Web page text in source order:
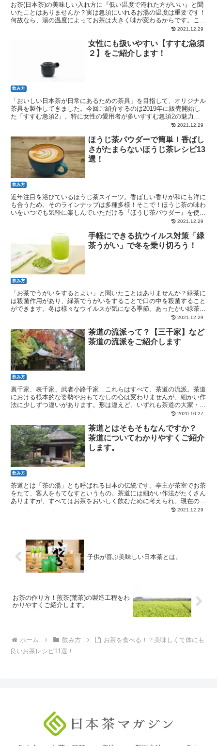
お茶(日本茶)の美味しい入れ方に『低い温度で淹れた方がいい』と聞
いたことはありませんか？実は急須にいれるお湯の温度は重要です！
何故なら、湯の温度によってお茶は大きく味が変わるからです。この
記事では、そんなお茶と温度の関係についてご紹介します！2021.12.29
飲み方
女性にも扱いやすい【すすむ急須
２】をご紹介します！
「おいしい日本茶が日常にあるための茶具」を目指して、オリジナル
茶具を製作してきました。今回ご紹介するのは2019年に販売開始し
た「すすむ急須2」。特に女性の愛用者が多いすすむ急須2の魅力を
2021.12.29
飲み方
ほうじ茶パウダーで簡単！香ばし
さがたまらないほうじ茶レシピ13
選！
近年注目を浴びているほうじ茶スイーツ。香ばしい香りが和にも洋に
も合うため、そのラインナップは多種多様！そこで！ほうじ茶の味わ
いをいつでも気軽に楽しんでいただける『ほうじ茶パウダー』を使っ
2021.12.29
飲み方
手軽にできる抗ウイルス対策「緑
茶うがい」で冬を乗り切ろう！
「お茶でうがいをするとよい」と聞いたことはありませんか？緑茶に
は殺菌作用があり、緑茶でうがいをすることで口の中を殺菌すること
ができます。冬は様々なウイルスが気になる季節。あったかい緑茶で
2021.12.29
飲み方
茶道の流派って？【三千家】など
茶道の流派をご紹介します
裏千家、表千家、武者小路千家…これらはすべて、茶道の流派。茶道
における根本的な姿勢やおもてなしの心は変わりませんが、細かい作
法に少しずつ違いがあります。形は違えど、いずれも茶道の大家・千
2020.10.27
飲み方
茶道とはそもそもなんですか？
茶道についてわかりやすくご紹介
します。
茶道とは「茶の湯」とも呼ばれる日本の伝統です。亭主が茶室でお茶
をたて、客人をもてなすというもの。茶道には細かい作法がたくさん
ありますが、すべてはお茶をおいしく飲むために考えられ、現在のよ
うな形になったのだとか。茶道についてわかりやすくご紹介します。
2021.12.29
子供が喜ぶ美味しい日本茶とは。
お茶の作り方！煎茶(荒茶)の製造工程をわ
かりやすくご紹介します。
ホーム 飲み方
お茶を食べる！？美味しくて体にも
良いお茶レシピ11選！